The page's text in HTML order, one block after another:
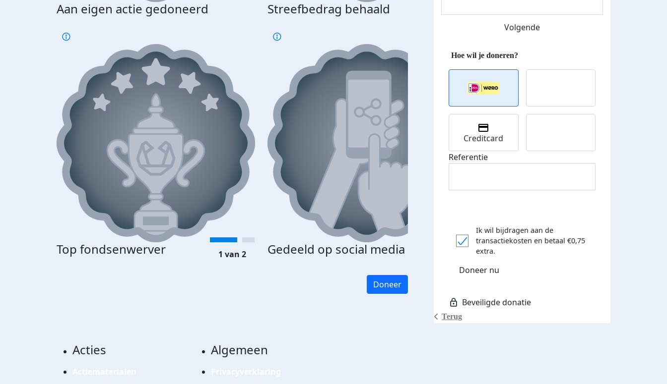
Aan eigen actie gedoneerd Streefbedrag behaald
Top fondsenwerver Gedeeld op social media Donateurs bedankt
1 van 2
Doneer
Volgende
Terug
Creditcard
Referentie
Ik wil bijdragen aan de
transactiekosten en betaal €0,75
extra.
Doneer nu
Acties Algemeen